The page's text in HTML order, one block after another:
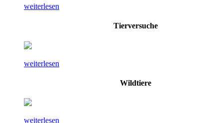
weiterlesen
Tierversuche
weiterlesen
Wildtiere
weiterlesen